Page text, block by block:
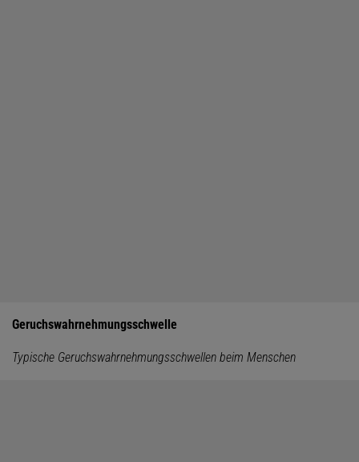
Geruchswahrnehmungsschwelle
Typische Geruchswahrnehmungsschwellen beim Menschen